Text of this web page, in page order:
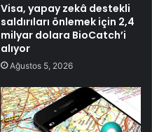
Visa, yapay zekâ destekli
saldırıları önlemek için 2,4
milyar dolara BioCatch’i
alıyor
Ağustos 5, 2026